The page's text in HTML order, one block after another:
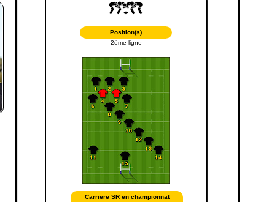
Position(s)
2ème ligne
Carriere SR en championnat